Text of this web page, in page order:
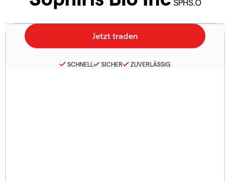
SPHS.O
SCHNELL SICHER ZUVERLÄSSIG